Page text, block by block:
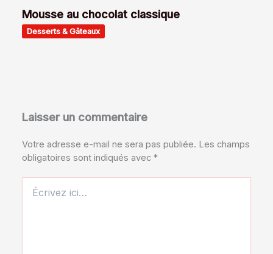
Mousse au chocolat classique
Desserts & Gâteaux
Laisser un commentaire
Votre adresse e-mail ne sera pas publiée. Les champs
obligatoires sont indiqués avec*
ici…